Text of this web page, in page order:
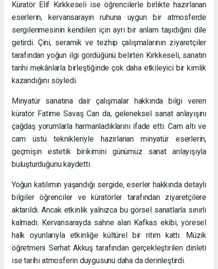
Küratör Elif Kırkkeseli ise öğrencilerle birlikte hazırlanan
eserlerin, kervansarayın ruhuna uygun bir atmosferde
sergilenmesinin kendileri için ayrı bir anlam taşıdığını dile
getirdi. Çini, seramik ve tezhip çalışmalarının ziyaretçiler
tarafından yoğun ilgi gördüğünü belirten Kırkkeseli, sanatın
tarihi mekânlarla birleştiğinde çok daha etkileyici bir kimlik
kazandığını söyledi.
Minyatür sanatına dair çalışmalar hakkında bilgi veren
küratör Fatime Savaş Can da, geleneksel sanat anlayışını
çağdaş yorumlarla harmanladıklarını ifade etti. Cam altı ve
cam üstü teknikleriyle hazırlanan minyatür eserlerin,
geçmişin estetik birikimini günümüz sanat anlayışıyla
buluşturduğunu kaydetti.
Yoğun katılımın yaşandığı sergide, eserler hakkında detaylı
bilgiler öğrenciler ve küratörler tarafından ziyaretçilere
aktarıldı. Ancak etkinlik yalnızca bu görsel sanatlarla sınırlı
kalmadı. Kervansarayda sahne alan Kafkas ekibi, yöresel
halk oyunlarıyla etkinliğe kültürel bir ritim kattı. Müzik
öğretmeni Serhat Akkuş tarafından gerçekleştirilen dinleti
ise tarihi atmosferin duygusunu daha da derinleştirdi.